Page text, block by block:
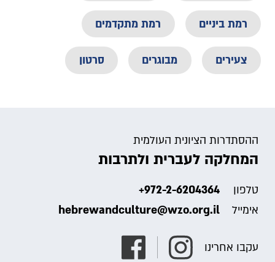
רמת ביניים רמת מתקדמים
צעירים מבוגרים סרטון
ההסתדרות הציונית העולמית
המחלקה לעברית ולתרבות
טלפון +972-2-6204364
אימייל hebrewandculture@wzo.org.il
עקבו אחרינו